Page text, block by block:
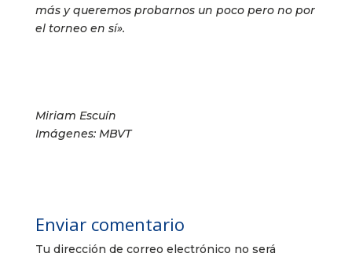
más y queremos probarnos un poco pero no por
el torneo en sí».
Miriam Escuín
Imágenes: MBVT
Enviar comentario
Tu dirección de correo electrónico no será